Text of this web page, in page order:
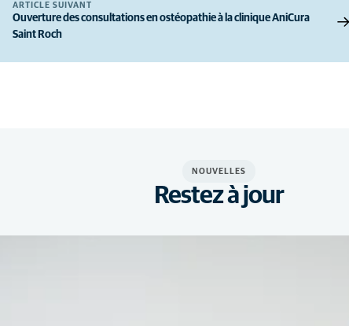
ARTICLE SUIVANT
Ouverture des consultations en ostéopathie à la clinique AniCura
Saint Roch
NOUVELLES
Restez à jour